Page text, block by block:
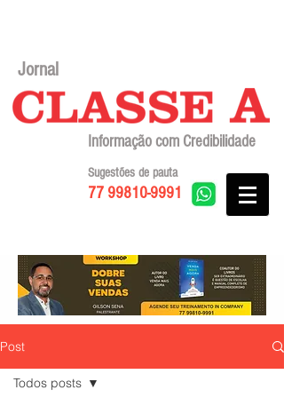
Jornal
Informação com Credibilidade
77 99810-9991
Sugestões de pauta
Post
Todos posts